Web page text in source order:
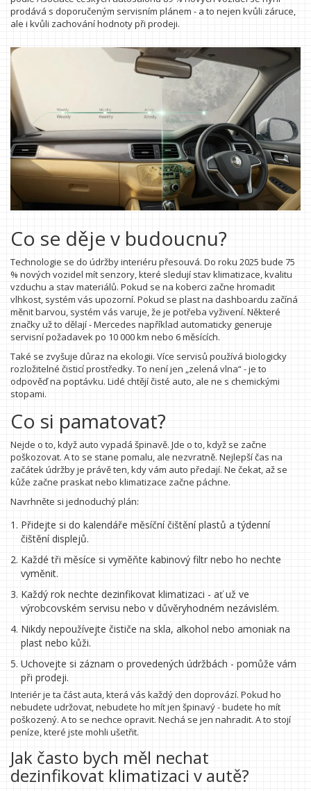
prodává s doporučeným servisním plánem - a to nejen kvůli záruce,
ale i kvůli zachování hodnoty při prodeji.
Co se děje v budoucnu?
Technologie se do údržby interiéru přesouvá. Do roku 2025 bude 75
% nových vozidel mít senzory, které sledují stav klimatizace, kvalitu
vzduchu a stav materiálů. Pokud se na koberci začne hromadit
vlhkost, systém vás upozorní. Pokud se plast na dashboardu začíná
měnit barvou, systém vás varuje, že je potřeba vyživení. Některé
značky už to dělají - Mercedes například automaticky generuje
servisní požadavek po 10 000 km nebo 6 měsících.
Také se zvyšuje důraz na ekologii. Více servisů používá biologicky
rozložitelné čisticí prostředky. To není jen „zelená vlna“ - je to
odpověď na poptávku. Lidé chtějí čisté auto, ale ne s chemickými
stopami.
Co si pamatovat?
Nejde o to, když auto vypadá špinavě. Jde o to, když se začne
poškozovat. A to se stane pomalu, ale nezvratně. Nejlepší čas na
začátek údržby je právě ten, kdy vám auto předají. Ne čekat, až se
kůže začne praskat nebo klimatizace začne páchne.
Navrhněte si jednoduchý plán:
Přidejte si do kalendáře měsíční čištění plastů a týdenní
čištění displejů.
Každé tři měsíce si vyměňte kabinový filtr nebo ho nechte
vyměnit.
Každý rok nechte dezinfikovat klimatizaci - ať už ve
výrobcovském servisu nebo v důvěryhodném nezávislém.
Nikdy nepoužívejte čističe na skla, alkohol nebo amoniak na
plast nebo kůži.
Uchovejte si záznam o provedených údržbách - pomůže vám
při prodeji.
Interiér je ta část auta, která vás každý den doprovází. Pokud ho
nebudete udržovat, nebudete ho mít jen špinavý - budete ho mít
poškozený. A to se nechce opravit. Nechá se jen nahradit. A to stojí
peníze, které jste mohli ušetřit.
Jak často bych měl nechat
dezinfikovat klimatizaci v autě?